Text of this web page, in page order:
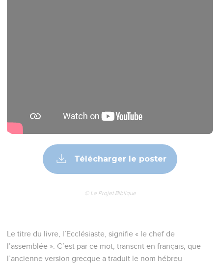
Télécharger le poster
© Le Projet Biblique
Le titre du livre, l’Ecclésiaste, signifie « le chef de
l’assemblée ». C’est par ce mot, transcrit en français, que
l’ancienne version grecque a traduit le nom hébreu